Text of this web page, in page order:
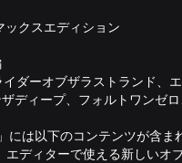
クスエディション
ダーオブザラストランド、エ
ディープ、フォルトワンゼ
には以下のコンテンツが含ま
ディターで使える新しいオ